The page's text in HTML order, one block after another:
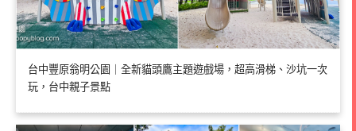
台中豐原翁明公園｜全新貓頭鷹主題遊戲場，超高滑梯、沙坑一次
玩，台中親子景點